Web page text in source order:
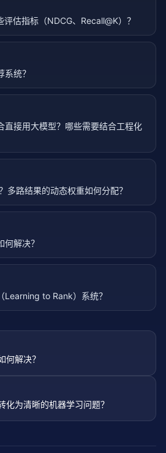
估指标（NDCG、Recall@K）？
统？
直接用大模型？哪些需要结合工程化
多路结果的动态权重如何分配？
解决？
Learning to Rank）系统？
何解决？
化为清晰的机器学习问题？